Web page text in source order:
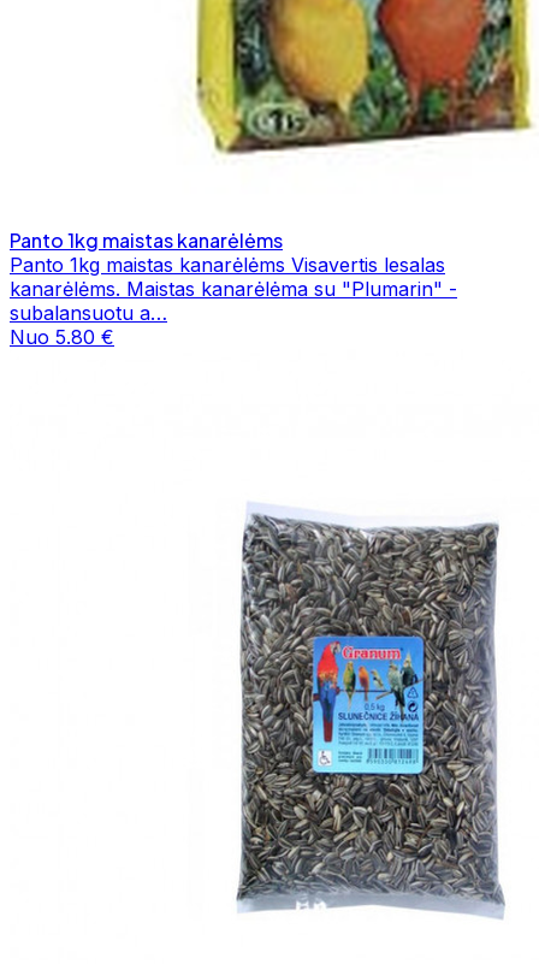
Panto 1kg maistas kanarėlėms
Panto 1kg maistas kanarėlėms Visavertis lesalas
kanarėlėms. Maistas kanarėlėma su "Plumarin" -
subalansuotu a…
Nuo 5.80 €